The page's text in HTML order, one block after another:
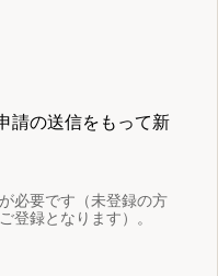
請の送信をもって新
必要です（未登録の方
登録となります）。